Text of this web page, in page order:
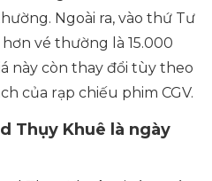
Ngoài ra, vào thứ Tư
vé thường là 15.000
này còn thay đổi tùy theo
của rạp chiếu phim CGV.
Thụy Khuê là ngày